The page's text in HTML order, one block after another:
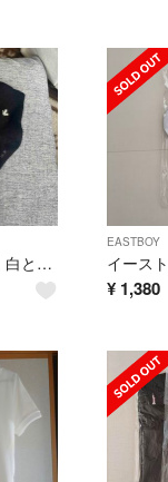
【子ども用靴下】白と黒2個セット
EASTBOY
¥ 1,380